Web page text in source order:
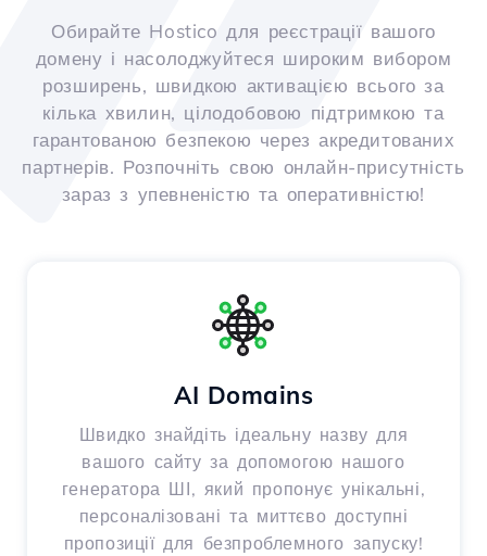
Обирайте Hostico для реєстрації вашого
домену і насолоджуйтеся широким вибором
розширень, швидкою активацією всього за
кілька хвилин, цілодобовою підтримкою та
гарантованою безпекою через акредитованих
партнерів. Розпочніть свою онлайн-присутність
зараз з упевненістю та оперативністю!
AI Domains
Швидко знайдіть ідеальну назву для
вашого сайту за допомогою нашого
генератора ШІ, який пропонує унікальні,
персоналізовані та миттєво доступні
пропозиції для безпроблемного запуску!